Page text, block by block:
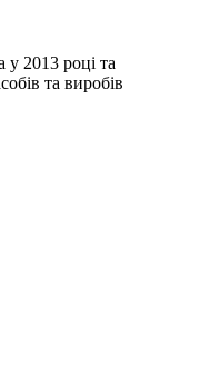
2013 році та
та виробів